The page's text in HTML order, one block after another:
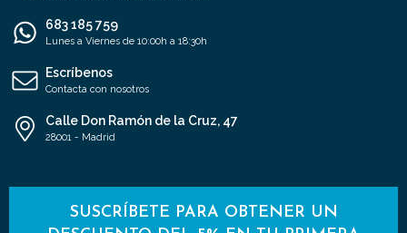
683 185 759
Lunes a Viernes de 10:00h a 18:30h
Escríbenos
Contacta con nosotros
Calle Don Ramón de la Cruz, 47
28001 - Madrid
SUSCRÍBETE PARA OBTENER UN